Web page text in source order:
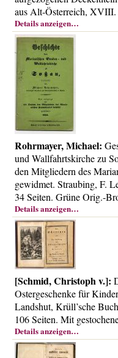
aus Alt-Österreich, XVIII.
Details anzeigen…
Rohrmayer, Michael:
und Wallfahrtskirche zu
den Mitgliedern des
gewidmet. Straubing, F.
34 Seiten. Grüne Orig.-
Details anzeigen…
[Schmid, Christoph v.]:
Ostergeschenke für
Landshut, Krüll’sche
106 Seiten. Mit
Details anzeigen…